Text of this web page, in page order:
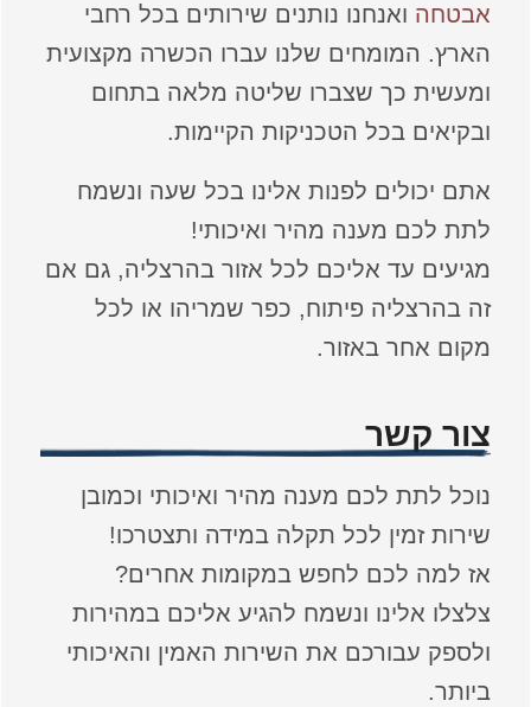
אבטחה ואנחנו נותנים שירותים בכל רחבי
הארץ. המומחים שלנו עברו הכשרה מקצועית
ומעשית כך שצברו שליטה מלאה בתחום
ובקיאים בכל הטכניקות הקיימות.
אתם יכולים לפנות אלינו בכל שעה ונשמח
לתת לכם מענה מהיר ואיכותי!
מגיעים עד אליכם לכל אזור בהרצליה, גם אם
זה בהרצליה פיתוח, כפר שמריהו או לכל
מקום אחר באזור.
צור קשר
נוכל לתת לכם מענה מהיר ואיכותי וכמובן
שירות זמין לכל תקלה במידה ותצטרכו!
אז למה לכם לחפש במקומות אחרים?
צלצלו אלינו ונשמח להגיע אליכם במהירות
ולספק עבורכם את השירות האמין והאיכותי
ביותר.